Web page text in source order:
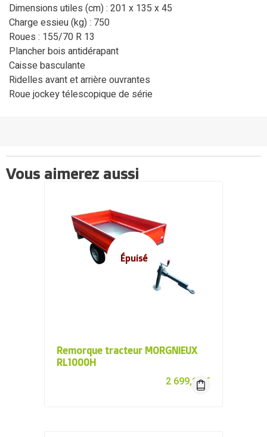
Dimensions utiles (cm) : 201 x 135 x 45
Charge essieu (kg) : 750
Roues : 155/70 R 13
Plancher bois antidérapant
Caisse basculante
Ridelles avant et arrière ouvrantes
Roue jockey télescopique de série
Vous aimerez aussi
Épuisé
Remorque tracteur MORGNIEUX
RL1000H
2 699,00€